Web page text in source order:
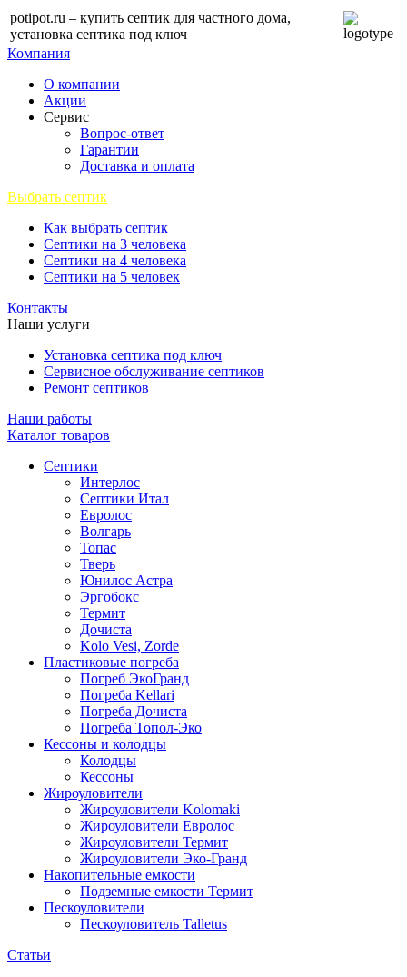
potipot.ru – купить септик для частного дома,
установка септика под ключ
Компания
О компании
Акции
Сервис
Вопрос-ответ
Гарантии
Доставка и оплата
Выбрать септик
Как выбрать септик
Септики на 3 человека
Септики на 4 человека
Септики на 5 человек
Контакты
Наши услуги
Установка септика под ключ
Сервисное обслуживание септиков
Ремонт септиков
Наши работы
Каталог товаров
Септики
Интерлос
Септики Итал
Евролос
Волгарь
Топас
Тверь
Юнилос Астра
Эргобокс
Термит
Дочиста
Kolo Vesi, Zorde
Пластиковые погреба
Погреб ЭкоГранд
Погреба Kellari
Погреба Дочиста
Погреба Топол-Эко
Кессоны и колодцы
Колодцы
Кессоны
Жироуловители
Жироуловители Kolomaki
Жироуловители Евролос
Жироуловители Термит
Жироуловители Эко-Гранд
Накопительные емкости
Подземные емкости Термит
Пескоуловители
Пескоуловитель Talletus
Статьи